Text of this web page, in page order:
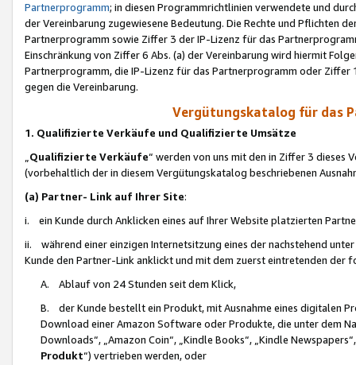
Partnerprogramm; in diesen Programmrichtlinien verwendete und
der Vereinbarung zugewiesene Bedeutung. Die Rechte und Pflichten
Partnerprogramm sowie Ziffer 3 der IP-Lizenz für das
Einschränkung von Ziffer 6 Abs. (a) der Vereinbarung wird hiermit
Partnerprogramm, die IP-Lizenz für das Partnerprogramm oder
gegen die Vereinbarung.
Vergütungskatalog für das
1. Qualifizierte Verkäufe und Qualifizierte Umsätze
Qualifizierte Verkäufe“ werden von uns mit den in Ziffer 3
(vorbehaltlich der in diesem Vergütungskatalog beschriebenen
(a) Partner- Link auf Ihrer Site:
i. ein Kunde durch Anklicken eines auf Ihrer Website platzierten
ii. während einer einzigen Internetsitzung eines der nachstehend
Kunde den Partner-Link anklickt und mit dem zuerst eintretenden der
A. Ablauf von 24 Stunden seit dem Klick,
B. der Kunde bestellt ein Produkt, mit Ausnahme eines digitalen
Download einer Amazon Software oder Produkte, die unter dem
Downloads“, „Amazon Coin“, „Kindle Books“, „Kindle
Produkt“) vertrieben werden, oder